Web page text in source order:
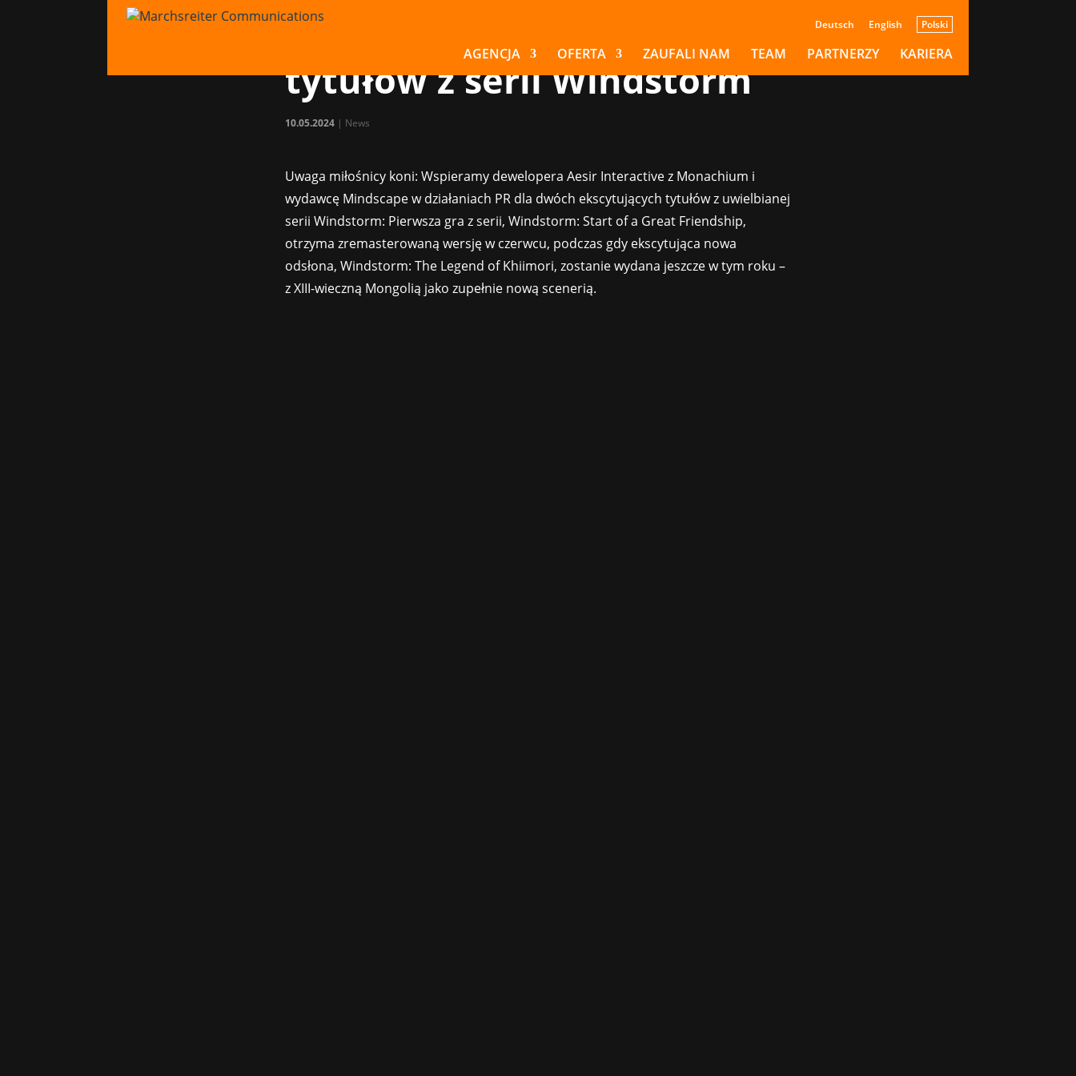
Deutsch English Polski
AGENCJA OFERTA ZAUFALI NAM TEAM PARTNERZY KARIERA
Fani koni mogą spodziewać
się dwóch ekscytujących
tytułów z serii Windstorm
10.05.2024| News
Uwaga miłośnicy koni: Wspieramy dewelopera Aesir Interactive z Monachium i
wydawcę Mindscape w działaniach PR dla dwóch ekscytujących tytułów z uwielbianej
serii Windstorm: Pierwsza gra z serii, Windstorm: Start of a Great Friendship,
otrzyma zremasterowaną wersję w czerwcu, podczas gdy ekscytująca nowa
odsłona, Windstorm: The Legend of Khiimori, zostanie wydana jeszcze w tym roku –
z XIII-wieczną Mongolią jako zupełnie nową scenerią.